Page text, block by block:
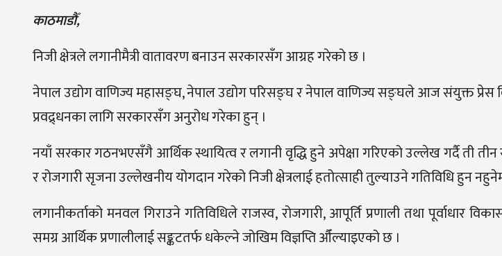
काठमाडौँ,
निजी क्षेत्रले लगानीमैत्री वातावरण बनाउन सरकारसँग आग्रह गरेको छ ।
नेपाल उद्योग वाणिज्य महासङ्घ, नेपाल उद्योग परिसङ्घ र नेपाल वाणिज्य सङ्घले आज संयुक्त प्रेस
प्रवद्र्धनका लागि सरकारसँग अनुरोध गरेका हुन् ।
नयाँ सरकार गठनभएसँगै आर्थिक स्थायित्व र लगानी वृद्धि हुने अपेक्षा गरिएको उल्लेख गर्दै ती
र रोजगारी सृजना उल्लेखनीय योगदान गरेको निजी क्षेत्रलाई हतोत्साही तुल्याउने गतिविधि हुन
लगानीकर्ताको मनवल गिराउने गतिविधिले राजस्व, रोजगारी, आपूर्ति प्रणाली तथा पूर्वाधार
समग्र आर्थिक प्रणालीलाई सङ्कटतर्फ धकेल्ने जोखिम विज्ञप्ति औँल्याइएको छ ।